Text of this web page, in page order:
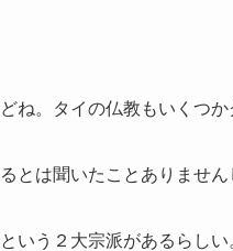
ね。タイの仏教もいくつか
とは聞いたことありません
いう２大宗派があるらしい